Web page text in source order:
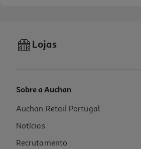
Gomas Sortidas Auchan Mix Em Caixa 600g
7.48 €/Kg
4,49 €
Lojas
Sobre a Auchan
Auchan Retail Portugal
Notícias
Recrutamento